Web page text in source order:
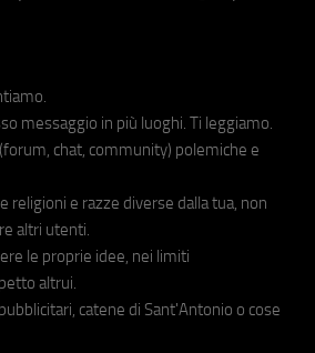
messaggio in più luoghi. Ti leggiamo.
chat, community) polemiche e
religioni e razze diverse dalla tua, non
altri utenti.
le proprie idee, nei limiti
altrui.
catene di Sant'Antonio o cose